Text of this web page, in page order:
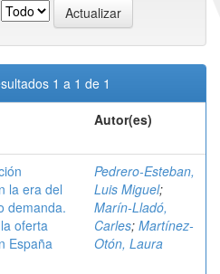
1 a 1 de 1
Autor(es)
la era del
demanda.
oferta
España
Pedrero-Esteban,
Luis Miguel;
Marín-Lladó,
Carles; Martínez-
Otón, Laura